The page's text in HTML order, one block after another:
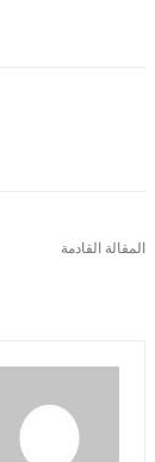
المقالة القادمة